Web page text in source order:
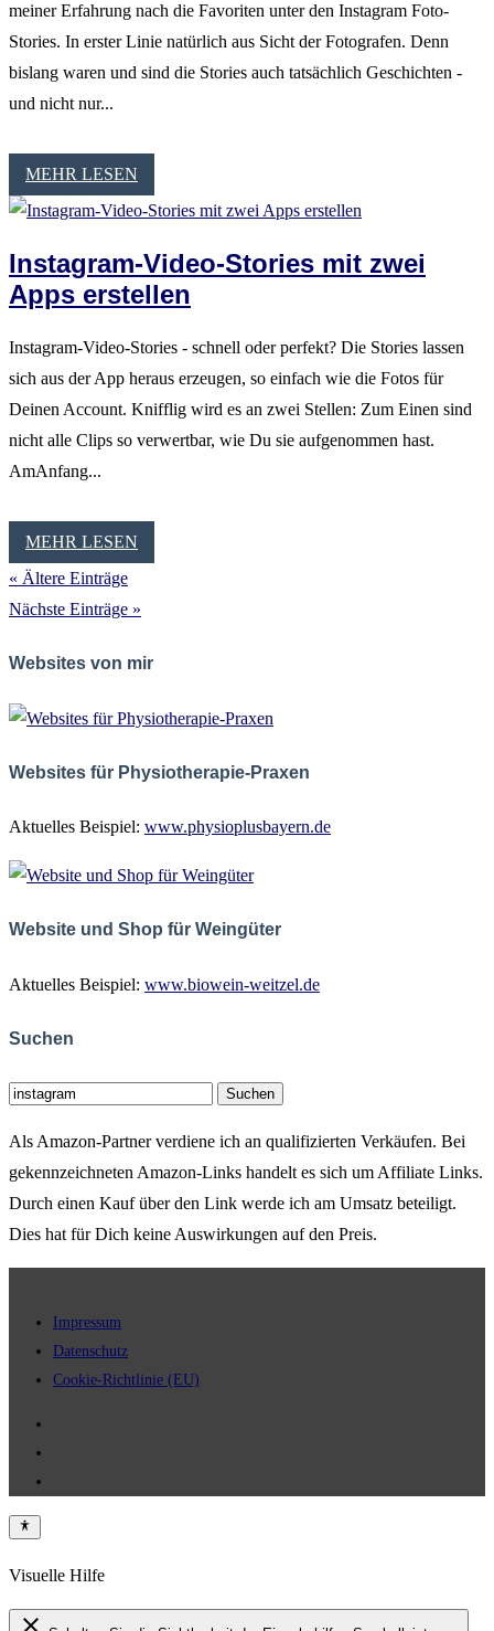
meiner Erfahrung nach die Favoriten unter den Instagram Foto-
Stories. In erster Linie natürlich aus Sicht der Fotografen. Denn
bislang waren und sind die Stories auch tatsächlich Geschichten -
und nicht nur...
MEHR LESEN
Instagram-Video-Stories mit zwei
Apps erstellen
Instagram-Video-Stories - schnell oder perfekt? Die Stories lassen
sich aus der App heraus erzeugen, so einfach wie die Fotos für
Deinen Account. Knifflig wird es an zwei Stellen: Zum Einen sind
nicht alle Clips so verwertbar, wie Du sie aufgenommen hast.
AmAnfang...
MEHR LESEN
« Ältere Einträge
Nächste Einträge »
Websites von mir
Websites für Physiotherapie-Praxen
Aktuelles Beispiel: www.physioplusbayern.de
Website und Shop für Weingüter
Aktuelles Beispiel: www.biowein-weitzel.de
Suchen
Suchen
Als Amazon-Partner verdiene ich an qualifizierten Verkäufen. Bei
gekennzeichneten Amazon-Links handelt es sich um Affiliate Links.
Durch einen Kauf über den Link werde ich am Umsatz beteiligt.
Dies hat für Dich keine Auswirkungen auf den Preis.
Impressum
Datenschutz
Cookie-Richtlinie (EU)
Visuelle Hilfe
close